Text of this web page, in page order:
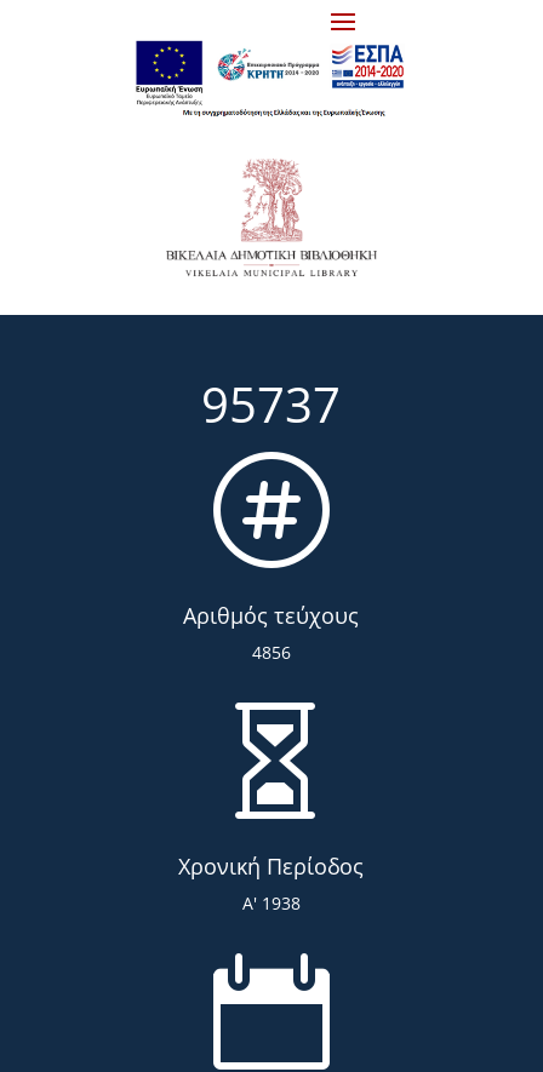
95737

Αριθμός τεύχους
4856

Χρονική Περίοδος
Α' 1938
